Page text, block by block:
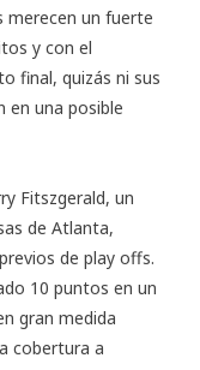
merecen un fuerte
y con el
final, quizás ni sus
en una posible
Fitszgerald, un
de Atlanta,
de play offs.
10 puntos en un
gran medida
cobertura a